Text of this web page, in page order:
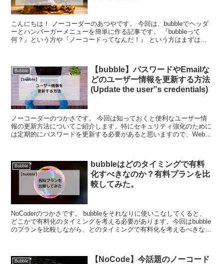
こんにちは！ ノーコーダーのあつやです。 今回は、bubbleでヘッダ
ーとハンバーガーメニューを簡単に作る記事です。 『bubbleって
何？』という方や『ノーコードってなんだ！』 という方はまずはこ
Bubble
【bubble】パスワードやEmailな
どのユーザー情報を更新する方法
(Update the user”s credentials)
ノーコーダーのつかさです。 今回は知っておくと便利なユーザー情
報の更新方法についてご紹介します。特にセキュリティ強化のために
は定期的にパスワードを更新する必要があると思いますので、Webア
Bubble
bubbleはどのタイミングで有料
化すべきなのか？有料プランを比
較してみた。
NoCoderのつかさです。 bubbleをそれなりに使いこなしてくると、
どこかで有料化のタイミングを考える必要があります。今回はbubble
のプランを比較しながら、どのタイミングで有料化を考えるべきなの
Bubble
【NoCode】今話題のノーコード